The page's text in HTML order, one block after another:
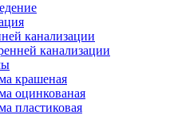
канализации
канализации
крашеная
оцинкованая
пластиковая